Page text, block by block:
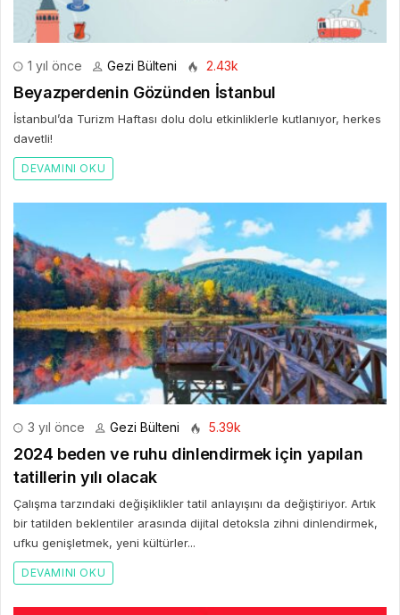
1 yıl önce Gezi Bülteni 2.43k
Beyazperdenin Gözünden İstanbul
İstanbul’da Turizm Haftası dolu dolu etkinliklerle kutlanıyor, herkes
davetli!
DEVAMINI OKU
3 yıl önce Gezi Bülteni 5.39k
2024 beden ve ruhu dinlendirmek için yapılan
tatillerin yılı olacak
Çalışma tarzındaki değişiklikler tatil anlayışını da değiştiriyor. Artık
bir tatilden beklentiler arasında dijital detoksla zihni dinlendirmek,
ufku genişletmek, yeni kültürler...
DEVAMINI OKU